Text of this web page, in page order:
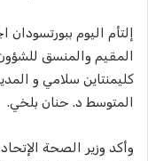
إلتأم اليوم
المقيم والمنسق
كليمنتاين سلامي و
المتوسط د. حنان بلخي.
وأكد وزير الصحة